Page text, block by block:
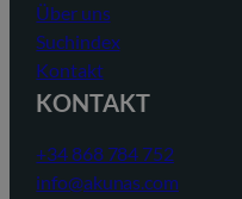
Über uns
Suchindex
Kontakt
KONTAKT
+34 868 784 752
info@akunas.com